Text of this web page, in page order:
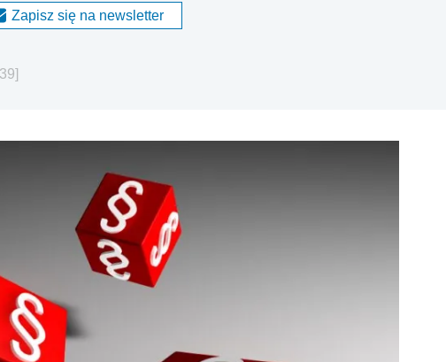
Zapisz się na newsletter